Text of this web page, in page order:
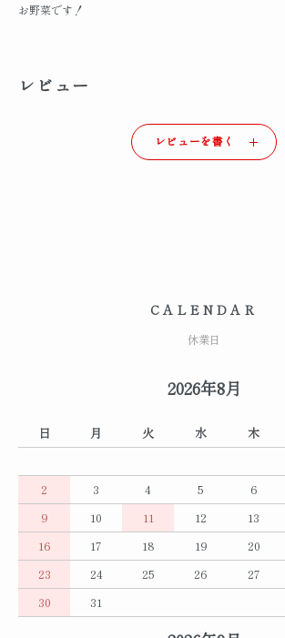
お野菜です！
レビュー
レビューを書く
CALENDAR
休業日
2026年8月
日 月 火 水 木
2
3 4 5 6
9
10 11 12 13
16
17 18 19 20
23
24 25 26 27
30
31